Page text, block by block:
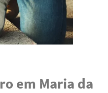
em Maria da